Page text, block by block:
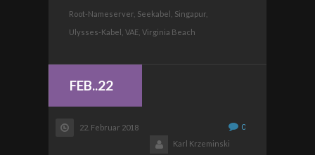
Root-Nameserver, Seekabel, Singapur,
Ulysses-Kabel, VAE, Virginia Beach
FEB..22
22. Februar 2018
0
Karl Krzeminski